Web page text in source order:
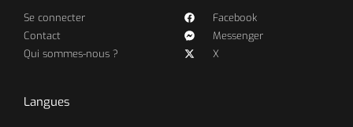
Se connecter
Contact
Qui sommes-nous ?
Facebook
Messenger
X
Langues